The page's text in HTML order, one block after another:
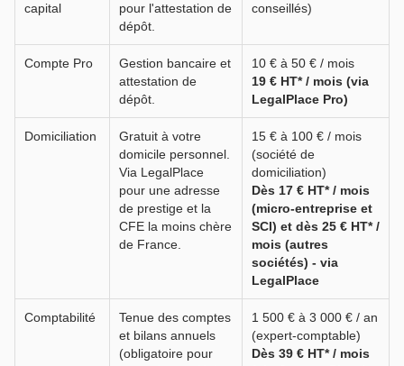
capital
pour l'attestation de
dépôt.
conseillés)
Compte Pro
Gestion bancaire et
attestation de
dépôt.
10 € à 50 € / mois
19 € HT* / mois (via
LegalPlace Pro)
Domiciliation
Gratuit à votre
domicile personnel.
Via LegalPlace
pour une adresse
de prestige et la
CFE la moins chère
de France.
15 € à 100 € / mois
(société de
domiciliation)
Dès 17 € HT* / mois
(micro-entreprise et
SCI) et dès 25 € HT* /
mois (autres
sociétés) - via
LegalPlace
Comptabilité
Tenue des comptes
et bilans annuels
(obligatoire pour
1 500 € à 3 000 € / an
(expert-comptable)
Dès 39 € HT* / mois